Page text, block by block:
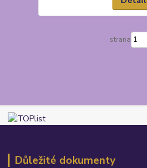
strana
Důležité dokumenty